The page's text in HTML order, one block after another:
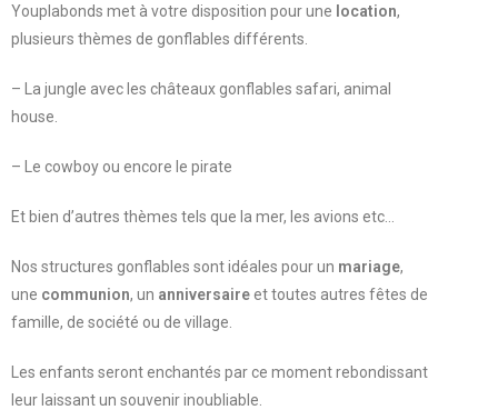
Youplabonds met à votre disposition pour une location,
plusieurs thèmes de gonflables différents.
– La jungle avec les châteaux gonflables safari, animal
house.
– Le cowboy ou encore le pirate
Et bien d’autres thèmes tels que la mer, les avions etc…
Nos structures gonflables sont idéales pour un mariage,
une communion, un anniversaireet toutes autres fêtes de
famille, de société ou de village.
Les enfants seront enchantés par ce moment rebondissant
leur laissant un souvenir inoubliable.